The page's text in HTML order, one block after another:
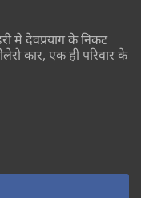
मे देवप्रयाग के निकट
कार, एक ही परिवार के